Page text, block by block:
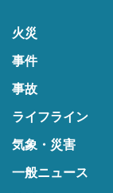
火災
事件
事故
ライフライン
気象・災害
一般ニュース